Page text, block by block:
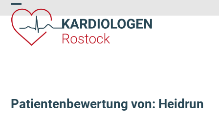
Skip
to
content
Open
mobile
menu
Close
mobile
menu
Patientenbewertung von: Heidrun